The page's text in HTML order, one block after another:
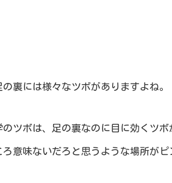
裏には様々なツボがありますよね。
ツボは、足の裏なのに目に効くツボ
意味ないだろと思うような場所がピ